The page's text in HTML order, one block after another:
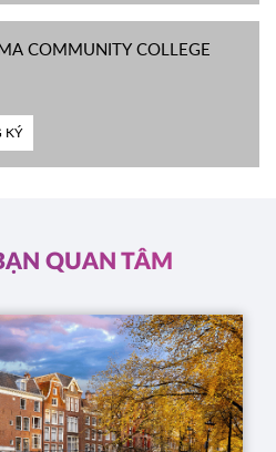
COMMUNITY COLLEGE
KÝ
QUAN TÂM